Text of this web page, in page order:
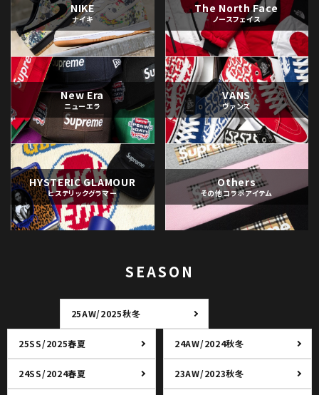
NIKE
ナイキ
The North Face
ノースフェイス
New Era
ニューエラ
VANS
ヴァンズ
HYSTERIC GLAMOUR
ヒステリックグラマー
Others
その他コラボアイテム
SEASON
25AW/2025秋冬
25SS/2025春夏 24AW/2024秋冬
24SS/2024春夏 23AW/2023秋冬